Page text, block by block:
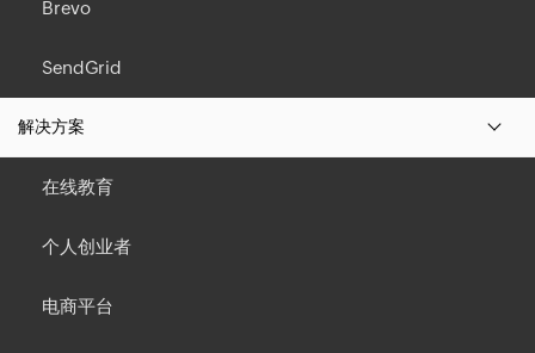
Brevo
SendGrid
解决方案
在线教育
个人创业者
电商平台